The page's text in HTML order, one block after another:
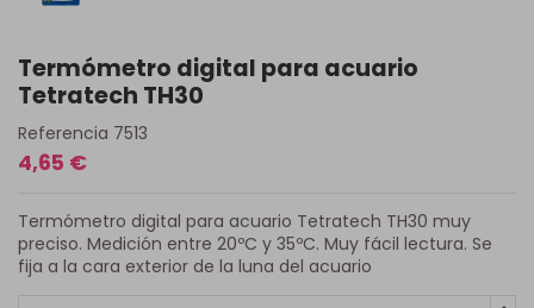
Termómetro digital para acuario
Tetratech TH30
Referencia 7513
4,65 €
Termómetro digital para acuario Tetratech TH30 muy
preciso. Medición entre 20ºC y 35ºC. Muy fácil lectura. Se
fija a la cara exterior de la luna del acuario